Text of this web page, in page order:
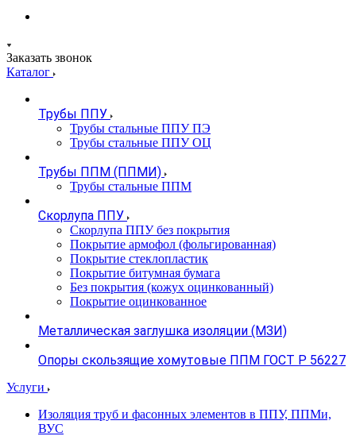
Заказать звонок
Каталог
Трубы ППУ
Трубы стальные ППУ ПЭ
Трубы стальные ППУ ОЦ
Трубы ППМ (ППМИ)
Трубы стальные ППМ
Скорлупа ППУ
Скорлупа ППУ без покрытия
Покрытие армофол (фольгированная)
Покрытие стеклопластик
Покрытие битумная бумага
Без покрытия (кожух оцинкованный)
Покрытие оцинкованное
Металлическая заглушка изоляции (МЗИ)
Опоры скользящие хомутовые ППМ ГОСТ Р 56227
Услуги
Изоляция труб и фасонных элементов в ППУ, ППМи,
ВУС